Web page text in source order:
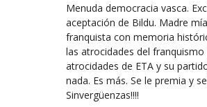
Menuda democracia vasca.
aceptación de Bildu. Madre
franquista con memoria
las atrocidades del franquismo
atrocidades de ETA y su
nada. Es más. Se le premia y
Sinvergüenzas!!!!